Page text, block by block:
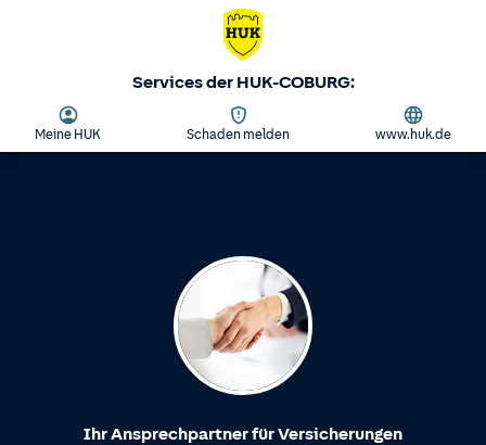
Services der HUK-COBURG:
Meine HUK Schaden melden www.huk.de
Ihr Ansprechpartner für Versicherungen